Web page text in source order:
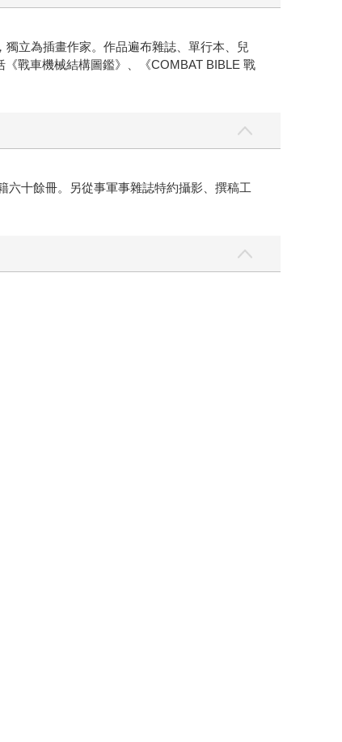
立為插畫作家。作品遍布雜誌、單行本、兒
戰車機械結構圖鑑》、《COMBAT BIBLE 戰
六十餘冊。另從事軍事雜誌特約攝影、撰稿工